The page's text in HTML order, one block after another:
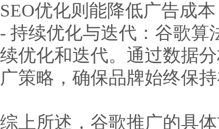
SEO优化则能降低广告成
- 持续优化与迭代：谷歌算
续优化和迭代。通过数据
广策略，确保品牌始终保
综上所述，谷歌推广的具